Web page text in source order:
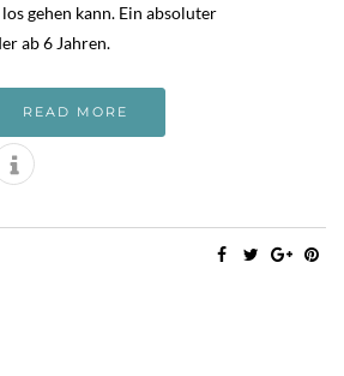
gehen kann. Ein absoluter
ab 6 Jahren.
READ MORE